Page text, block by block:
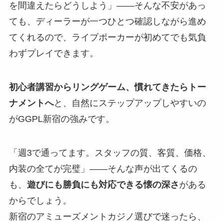
を間違えたらどうしよう」——そんな不安があっ
ても、ディーラーが一つひとつ確認しながら進め
てくれるので、ライブポーカーが初めてでも気負
わずプレイできます。
初心者講習からリングゲーム、慣れてきたらトー
ナメントへと、自然にステップアップしやすいの
がGGPL新宿の強みです。
「週3で通ってます。スタッフの質、客質、価格、
内装の全てが完璧」——そんな声が出てくるの
も、 遊びにも勝負にも対応できる懐の深さ がある
からでしょう。
新宿のアミューズメントカジノ選びで迷ったら、